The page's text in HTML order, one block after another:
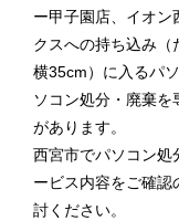
ー甲子園店、イオン
クスへの持ち込み
横35cm）に入るパ
ソコン処分・廃棄
があります。
西宮市でパソコン処
ービス内容をご確認
討ください。